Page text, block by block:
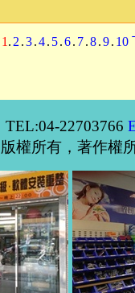
1 . 2 .3.4. 5.6. 7.8.9. 10
22703766
版權所有，著作權